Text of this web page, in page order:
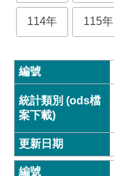
114年 115年